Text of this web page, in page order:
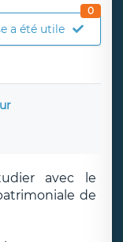
a été utile
0
avec le
de